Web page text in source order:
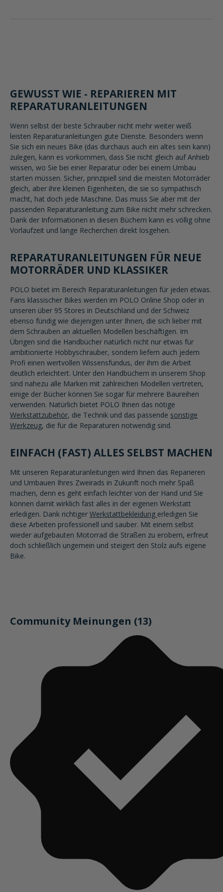
GEWUSST WIE - REPARIEREN MIT
REPARATURANLEITUNGEN
Wenn selbst der beste Schrauber nicht mehr weiter weiß
leisten Reparaturanleitungen gute Dienste. Besonders wenn
Sie sich ein neues Bike (das durchaus auch ein altes sein kann)
zulegen, kann es vorkommen, dass Sie nicht gleich auf Anhieb
wissen, wo Sie bei einer Reparatur oder bei einem Umbau
starten müssen. Sicher, prinzipiell sind die meisten Motorräder
gleich, aber ihre kleinen Eigenheiten, die sie so sympathisch
macht, hat doch jede Maschine. Das muss Sie aber mit der
passenden Reparaturanleitung zum Bike nicht mehr schrecken.
Dank der Informationen in diesen Büchern kann es völlig ohne
Vorlaufzeit und lange Recherchen direkt losgehen.
REPARATURANLEITUNGEN FÜR NEUE
MOTORRÄDER UND KLASSIKER
POLO bietet im Bereich Reparaturanleitungen für jeden etwas.
Fans klassischer Bikes werden im POLO Online Shop oder in
unseren über 95 Stores in Deutschland und der Schweiz
ebenso fündig wie diejenigen unter Ihnen, die sich lieber mit
dem Schrauben an aktuellen Modellen beschäftigen. Im
Übrigen sind die Handbücher natürlich nicht nur etwas für
ambitionierte Hobbyschrauber, sondern liefern auch jedem
Profi einen wertvollen Wissensfundus, der ihm die Arbeit
deutlich erleichtert. Unter den Handbüchern in unserem Shop
sind nahezu alle Marken mit zahlreichen Modellen vertreten,
einige der Bücher können Sie sogar für mehrere Baureihen
verwenden. Natürlich bietet POLO Ihnen das nötige
Werkstattzubehör, die Technik und das passende sonstige
Werkzeug, die für die Reparaturen notwendig sind.
EINFACH (FAST) ALLES SELBST MACHEN
Mit unseren Reparaturanleitungen wird Ihnen das Reparieren
und Umbauen Ihres Zweirads in Zukunft noch mehr Spaß
machen, denn es geht einfach leichter von der Hand und Sie
können damit wirklich fast alles in der eigenen Werkstatt
erledigen. Dank richtiger Werkstattbekleidung erledigen Sie
diese Arbeiten professionell und sauber. Mit einem selbst
wieder aufgebauten Motorrad die Straßen zu erobern, erfreut
doch schließlich ungemein und steigert den Stolz aufs eigene
Bike.
Community Meinungen (13)